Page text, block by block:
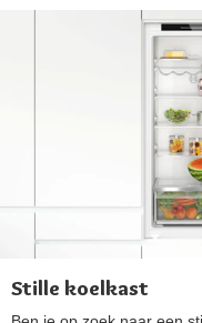
Stille koelkast